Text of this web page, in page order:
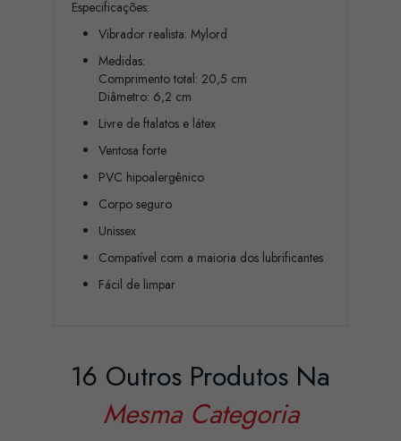
Especificações:
Vibrador realista: Mylord
Medidas:
Comprimento total: 20,5 cm
Diâmetro: 6,2 cm
Livre de ftalatos e látex
Ventosa forte
PVC hipoalergênico
Corpo seguro
Unissex
Compatível com a maioria dos lubrificantes
Fácil de limpar
16 Outros Produtos Na
Mesma Categoria